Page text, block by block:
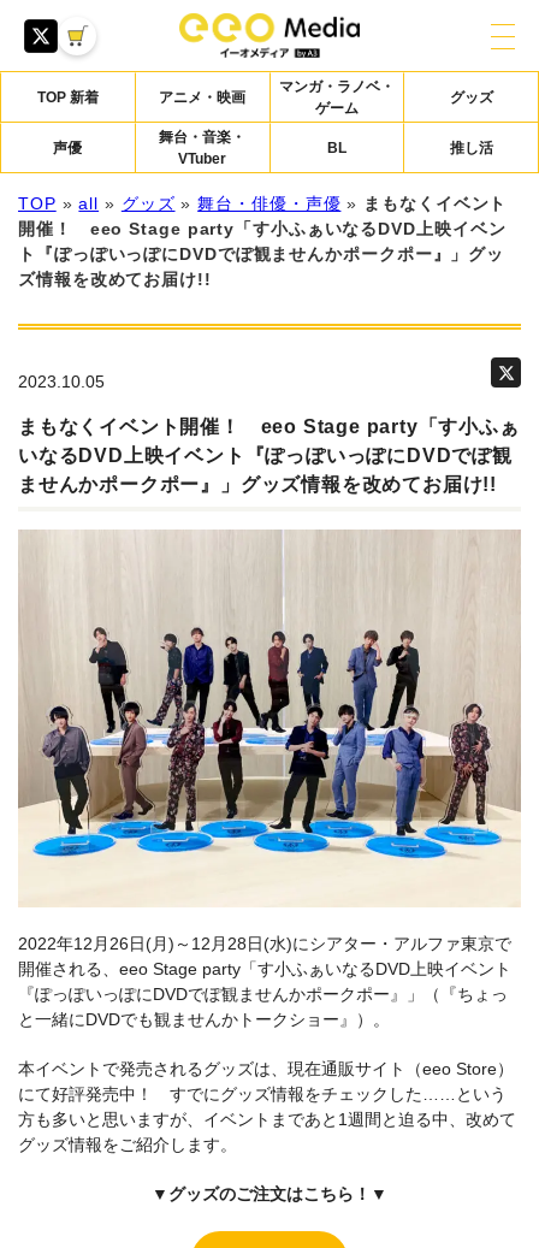
TOP 新着 アニメ・映画
マンガ・ラノベ・
ゲーム
グッズ
声優
舞台・音楽・
VTuber
BL 推し活
TOP »all » グッズ »舞台・俳優・声優 » まもなくイベント
開催！ eeo Stage party「す小ふぁいなるDVD上映イベン
ト『ぽっぽいっぽにDVDでぽ観ませんかポークポー』」グッ
ズ情報を改めてお届け!!
2023.10.05
まもなくイベント開催！ eeo Stage party「す小ふぁ
いなるDVD上映イベント『ぽっぽいっぽにDVDでぽ観
ませんかポークポー』」グッズ情報を改めてお届け!!
2022年12月26日(月)～12月28日(水)にシアター・アルファ東京で
開催される、eeo Stage party「す小ふぁいなるDVD上映イベント
『ぽっぽいっぽにDVDでぽ観ませんかポークポー』」（『ちょっ
と一緒にDVDでも観ませんかトークショー』）。
本イベントで発売されるグッズは、現在通販サイト（eeo Store）
にて好評発売中！ すでにグッズ情報をチェックした……という
方も多いと思いますが、イベントまであと1週間と迫る中、改めて
グッズ情報をご紹介します。
▼グッズのご注文はこちら！▼